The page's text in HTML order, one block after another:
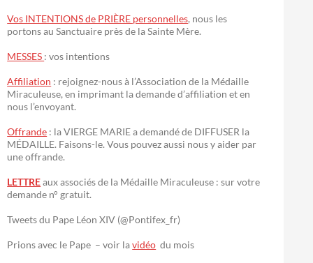
Vos INTENTIONS de PRIÈRE personnelles, nous les
portons au Sanctuaire près de la Sainte Mère.
MESSES : vos intentions
Affiliation : rejoignez-nous à l’Association de la Médaille
Miraculeuse, en imprimant la demande d’affiliation et en
nous l’envoyant.
Offrande : la VIERGE MARIE a demandé de DIFFUSER la
MÉDAILLE. Faisons-le. Vous pouvez aussi nous y aider par
une offrande.
LETTREaux associés de la Médaille Miraculeuse : sur votre
demande n° gratuit.
Tweets du Pape Léon XIV (@Pontifex_fr)
Prions avec le Pape – voir lavidéo du mois